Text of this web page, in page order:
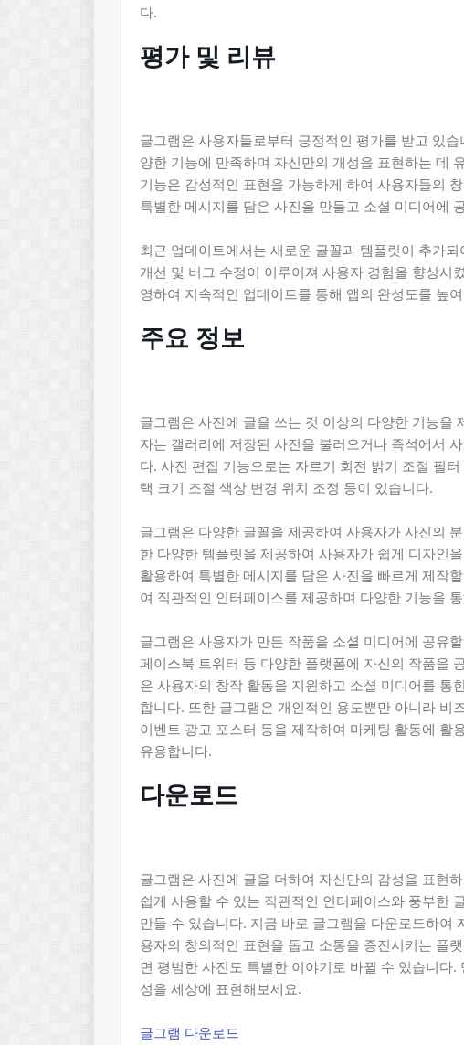
다.
평가 및 리뷰
글그램은 사용자들로부터 긍정적인 평가를 받고 있
양한 기능에 만족하며 자신만의 개성을 표현하는 데
기능은 감성적인 표현을 가능하게 하여 사용자들의
특별한 메시지를 담은 사진을 만들고 소셜 미디어에
최근 업데이트에서는 새로운 글꼴과 템플릿이 추가
개선 및 버그 수정이 이루어져 사용자 경험을 향상
영하여 지속적인 업데이트를 통해 앱의 완성도를 높
주요 정보
글그램은 사진에 글을 쓰는 것 이상의 다양한 기능을
자는 갤러리에 저장된 사진을 불러오거나 즉석에서
다. 사진 편집 기능으로는 자르기 회전 밝기 조절 필
택 크기 조절 색상 변경 위치 조정 등이 있습니다.
글그램은 다양한 글꼴을 제공하여 사용자가 사진의
한 다양한 템플릿을 제공하여 사용자가 쉽게 디자인
활용하여 특별한 메시지를 담은 사진을 빠르게 제작
여 직관적인 인터페이스를 제공하며 다양한 기능을
글그램은 사용자가 만든 작품을 소셜 미디어에 공유
페이스북 트위터 등 다양한 플랫폼에 자신의 작품을
은 사용자의 창작 활동을 지원하고 소셜 미디어를 통
합니다. 또한 글그램은 개인적인 용도뿐만 아니라
이벤트 광고 포스터 등을 제작하여 마케팅 활동에 활
유용합니다.
다운로드
글그램은 사진에 글을 더하여 자신만의 감성을 표현
쉽게 사용할 수 있는 직관적인 인터페이스와 풍부한
만들 수 있습니다. 지금 바로 글그램을 다운로드하
용자의 창의적인 표현을 돕고 소통을 증진시키는 플
면 평범한 사진도 특별한 이야기로 바뀔 수 있습니
성을 세상에 표현해보세요.
글그램 다운로드